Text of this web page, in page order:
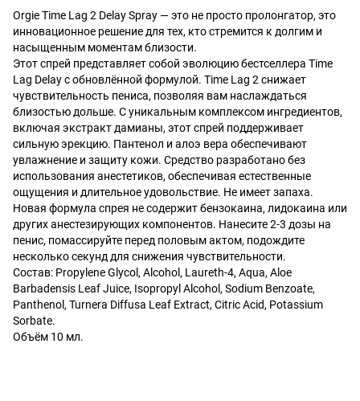
Orgie Time Lag 2 Delay Spray — это не просто пролонгатор, это
инновационное решение для тех, кто стремится к долгим и
насыщенным моментам близости.
Этот спрей представляет собой эволюцию бестселлера Time
Lag Delay с обновлённой формулой. Time Lag 2 снижает
чувствительность пениса, позволяя вам наслаждаться
близостью дольше. С уникальным комплексом ингредиентов,
включая экстракт дамианы, этот спрей поддерживает
сильную эрекцию. Пантенол и алоэ вера обеспечивают
увлажнение и защиту кожи. Средство разработано без
использования анестетиков, обеспечивая естественные
ощущения и длительное удовольствие. Не имеет запаха.
Новая формула спрея не содержит бензокаина, лидокаина или
других анестезирующих компонентов. Нанесите 2-3 дозы на
пенис, помассируйте перед половым актом, подождите
несколько секунд для снижения чувствительности.
Состав: Propylene Glycol, Alcohol, Laureth-4, Aqua, Aloe
Barbadensis Leaf Juice, Isopropyl Alcohol, Sodium Benzoate,
Panthenol, Turnera Diffusa Leaf Extract, Citric Acid, Potassium
Sorbate.
Объём 10 мл.